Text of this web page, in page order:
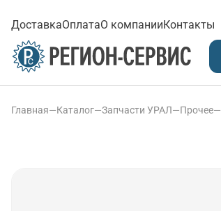
ДоставкаОплатаО компанииКонтакты
Главная—Каталог—Запчасти УРАЛ—Прочее—